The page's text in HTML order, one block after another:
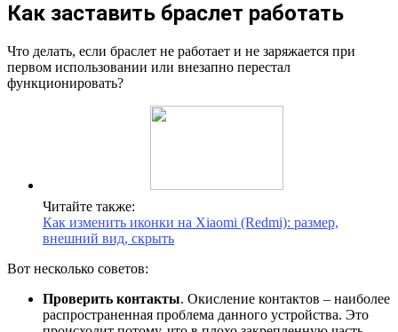
Как заставить браслет работать
Что делать, если браслет не работает и не заряжается при
первом использовании или внезапно перестал
функционировать?
Читайте также:
Как изменить иконки на Xiaomi (Redmi): размер,
внешний вид, скрыть
Вот несколько советов:
Проверить контакты. Окисление контактов – наиболее
распространенная проблема данного устройства. Это